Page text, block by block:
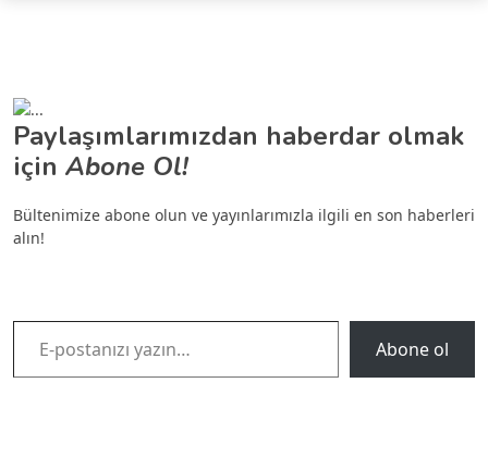
Paylaşımlarımızdan haberdar olmak
için Abone Ol!
Bültenimize abone olun ve yayınlarımızla ilgili en son haberleri
alın!
E-postanızı yazın…
Abone ol